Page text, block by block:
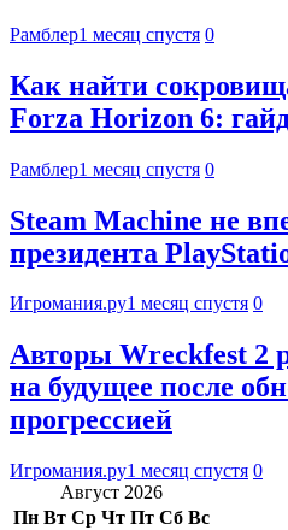
Рамблер1 месяц спустя 0
Как найти
Forza Horizon 6:
Рамблер1 месяц спустя 0
Steam Machine не
президента
Игромания.ру1 месяц спустя 0
Авторы Wreckfest 2
на будущее после
прогрессией
Игромания.ру1 месяц спустя 0
Август 2026
Пн Вт Ср Чт Пт Сб Вс